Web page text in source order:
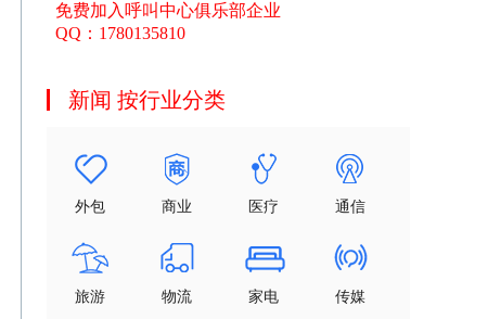
免费加入呼叫中心俱乐部企业
QQ：1780135810
新闻 按行业分类
外包 商业 医疗 通信
旅游 物流 家电 传媒